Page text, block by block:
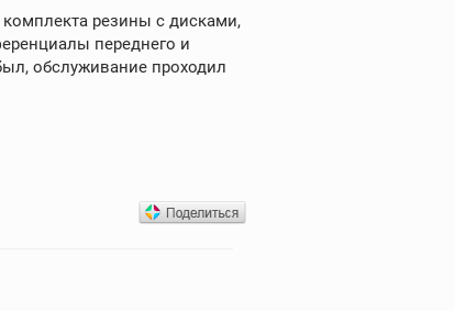
резины с дисками,
переднего и
обслуживание проходил